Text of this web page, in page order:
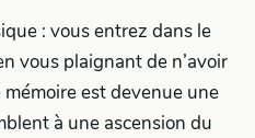
: vous entrez dans le
vous plaignant de n’avoir
est devenue une
à une ascension du